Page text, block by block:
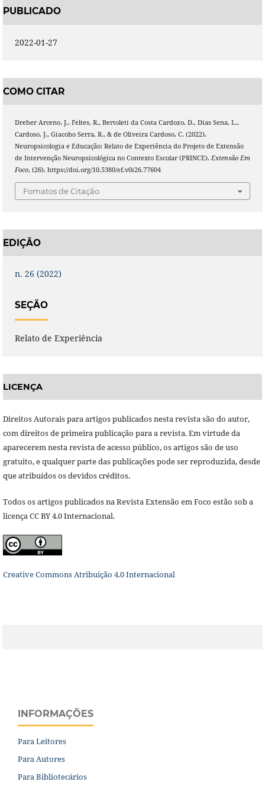
PUBLICADO
2022-01-27
COMO CITAR
Dreher Arceno, J., Feltes, R., Bertoleti da Costa Cardozo, D., Dias Sena, L.,
Cardoso, J., Giacobo Serra, R., & de Oliveira Cardoso, C. (2022).
Neuropsicologia e Educação: Relato de Experiência do Projeto de Extensão
de Intervenção Neuropsicológica no Contexto Escolar (PRINCE). Extensão Em
Foco, (26). https://doi.org/10.5380/ef.v0i26.77604
Fomatos de Citação
EDIÇÃO
n. 26 (2022)
SEÇÃO
Relato de Experiência
LICENÇA
Direitos Autorais para artigos publicados nesta revista são do autor,
com direitos de primeira publicação para a revista. Em virtude da
aparecerem nesta revista de acesso público, os artigos são de uso
gratuito, e qualquer parte das publicações pode ser reproduzida, desde
que atribuídos os devidos créditos.
Todos os artigos publicados na Revista Extensão em Foco estão sob a
licença CC BY 4.0 Internacional.
Creative Commons Atribuição 4.0 Internacional
INFORMAÇÕES
Para Leitores
Para Autores
Para Bibliotecários